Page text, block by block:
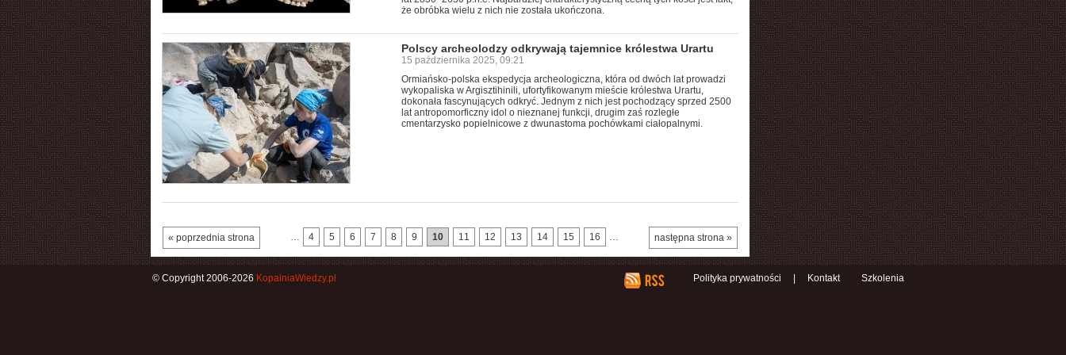
że obróbka wielu z nich nie została ukończona.
Polscy archeolodzy odkrywają tajemnice królestwa Urartu
15 października 2025, 09:21
Ormiańsko-polska ekspedycja archeologiczna, która od dwóch lat prowadzi
wykopaliska w Argisztihinili, ufortyfikowanym mieście królestwa Urartu,
dokonała fascynujących odkryć. Jednym z nich jest pochodzący sprzed 2500
lat antropomorficzny idol o nieznanej funkcji, drugim zaś rozległe
cmentarzysko popielnicowe z dwunastoma pochówkami ciałopalnymi.
« poprzednia strona następna strona »
… 4 5 6 7 8 9 10 11 12 13 14 15 16 …
Polityka prywatności Kontakt Szkolenia
© Copyright 2006-2026 KopalniaWiedzy.pl